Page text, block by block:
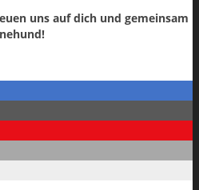
uns auf dich und gemeinsam